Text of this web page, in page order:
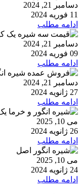
دسامبر 21, 2024
11 فوریه 2024
ادامه مطلب
دسامبر 21, 2024
09 فوریه 2024
ادامه مطلب
دسامبر 21, 2024
27 ژانویه 2024
ادامه مطلب
می 10, 2025
26 ژانویه 2024
ادامه مطلب
می 10, 2025
24 ژانویه 2024
ادامه مطلب